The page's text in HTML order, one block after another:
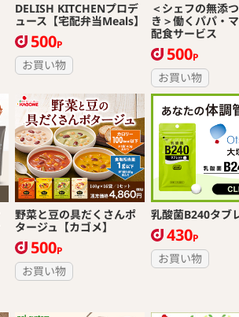
DELISH KITCHENプロデ
ュース【宅配弁当Meals】
500P
お買い物
＜シェフの無添
き＞働くパパ・
配食サービス
500P
お買い物
野菜と豆の具だくさんポ
タージュ【カゴメ】
500P
お買い物
乳酸菌B240タブ
430P
お買い物